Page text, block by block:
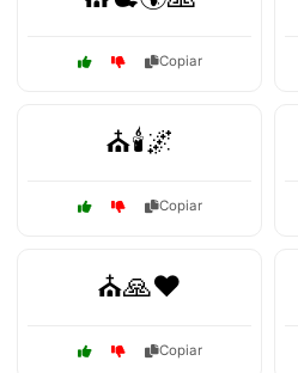
Copiar
⛪🕯️🌌
Copiar
⛪🙏❤️
Copiar